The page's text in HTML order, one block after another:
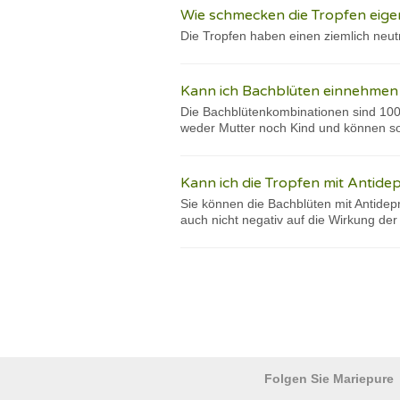
Wie schmecken die Tropfen
Die Tropfen haben einen ziemlich
Kann ich Bachblüten
Die Bachblütenkombinationen sind
weder Mutter noch Kind und können
Kann ich die Tropfen mit
Sie können die Bachblüten mit
auch nicht negativ auf die Wirkung
Folgen Sie Mariepure